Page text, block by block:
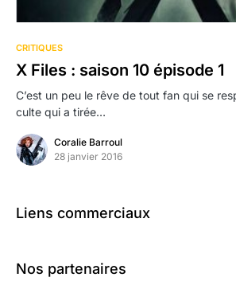
CRITIQUES
X Files : saison 10 épisode 1
C’est un peu le rêve de tout fan qui se
culte qui a tirée…
Coralie Barroul
28 janvier 2016
Liens commerciaux
Nos partenaires